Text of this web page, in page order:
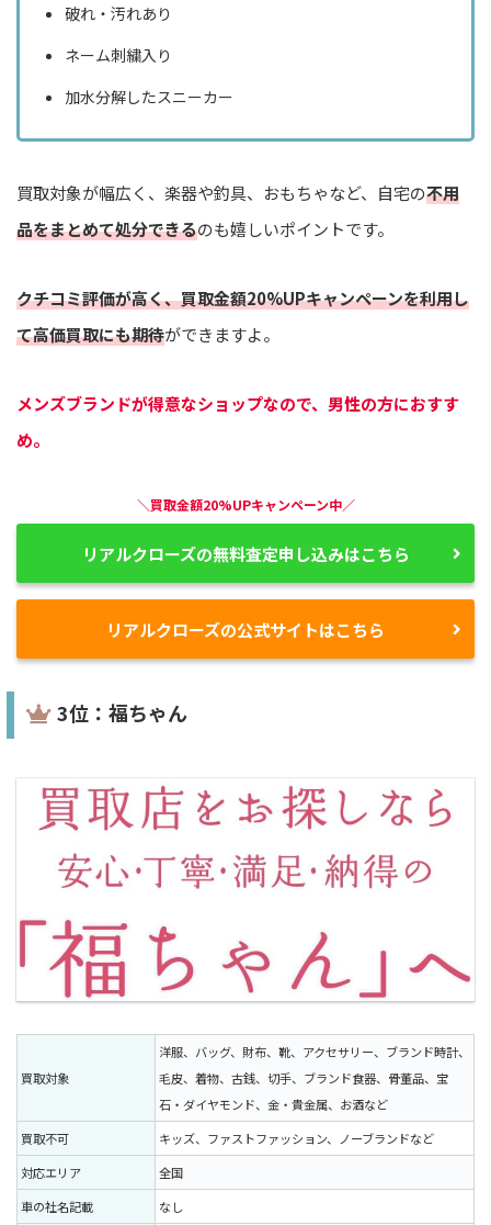
破れ・汚れあり
ネーム刺繍入り
加水分解したスニーカー
買取対象が幅広く、楽器や釣具、おもちゃなど、自宅の不用
品をまとめて処分できるのも嬉しいポイントです。
クチコミ評価が高く、買取金額20%UPキャンペーンを利用し
て高価買取にも期待ができますよ。
メンズブランドが得意なショップなので、男性の方におすす
め。
＼買取金額20%UPキャンペーン中／
リアルクローズの無料査定申し込みはこちら
リアルクローズの公式サイトはこちら
3位：福ちゃん
買取対象
洋服、バッグ、財布、靴、アクセサリー、ブランド時計、
毛皮、着物、古銭、切手、ブランド食器、骨董品、宝
石・ダイヤモンド、金・貴金属、お酒など
買取不可
キッズ、ファストファッション、ノーブランドなど
対応エリア
全国
車の社名記載
なし